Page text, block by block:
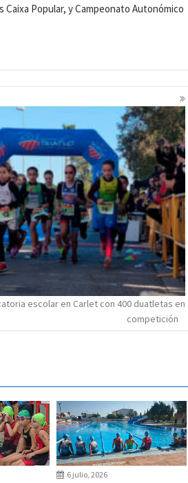
Popular, y Campeonato Autonómico
escolar en Carlet con 400 duatletas en
competición
6 julio, 2026